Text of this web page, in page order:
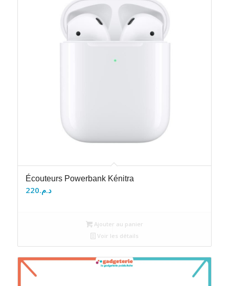
Écouteurs Powerbank Kénitra
د.م.220
Ajouter au panier
Voir les détails